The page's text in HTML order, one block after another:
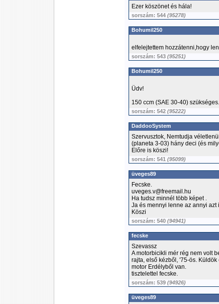
Ezer köszönet és hála!
sorszám: 544 (95278)
Bohumil250
elfelejtettem hozzátenni,hogy
sorszám: 543 (95251)
Bohumil250
Üdv!
150 ccm (SAE 30-40) szükséges.
sorszám: 542 (95222)
DaddooSystem
Szervusztok, Nemtudja
(planeta 3-03) hány deci (és
Előre is köszi!
sorszám: 541 (95099)
üveges89
Fecske.
uveges.v@freemail.hu
Ha tudsz minnél több képet .
Ja és mennyi lenne az annyi azt
Köszi
sorszám: 540 (94941)
fecske
Szevassz
A motorbicikli mér rég nem volt
rajta, első kézből, '75-ös.
motor Erdélyből van.
tisztelettel fecske.
sorszám: 539 (94926)
üveges89